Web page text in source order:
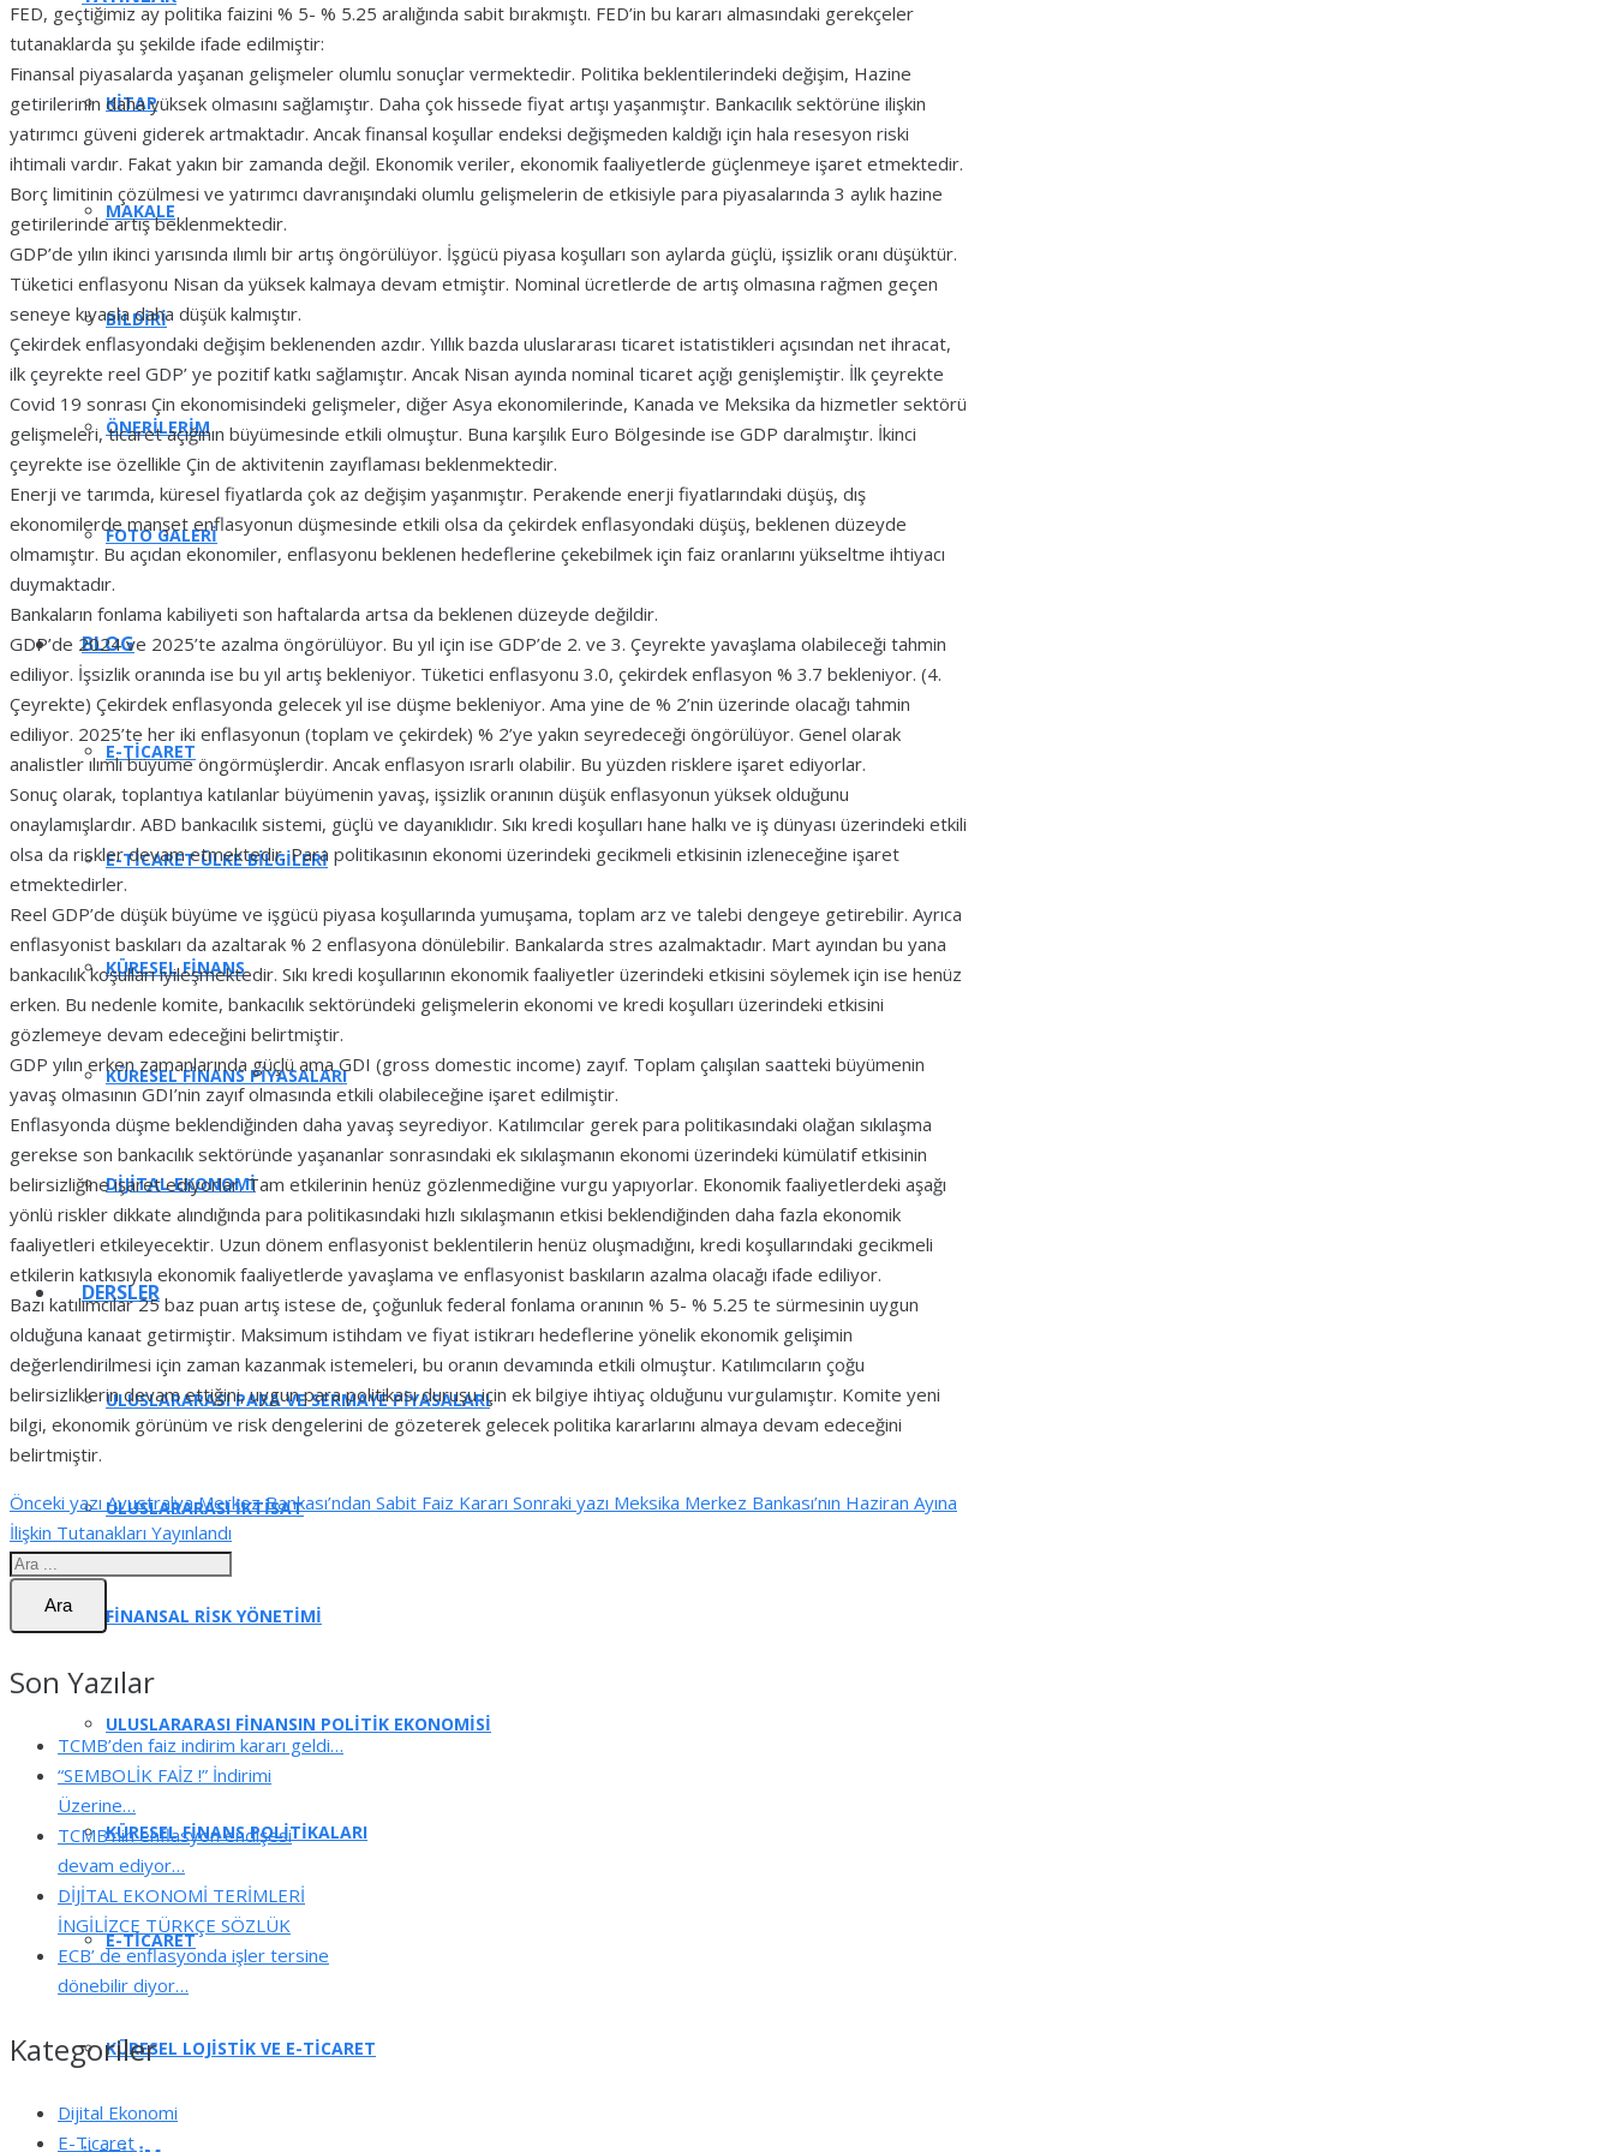
KITAP
MAKALE
BILDIRI
ÖNERILERIM
FOTO GALERI
BLOG
E-TICARET
E-TICARET ÜLKE BILGILERI
KÜRESEL FINANS
KÜRESEL FINANS PIYASALARI
DIJITAL EKONOMI
DERSLER
ULUSLARARASI PARA VE SERMAYE PİYASALARI
ULUSLARARASI İKTİSAT
FİNANSAL RİSK YÖNETİMİ
ULUSLARARASI FİNANSIN POLİTİK EKONOMİSİ
KÜRESEL FİNANS POLİTİKALARI
E-TİCARET
KÜRESEL LOJİSTİK VE E-TİCARET
FED, geçtiğimiz ay politika faizini % 5- % 5.25 aralığında sabit bırakmıştı. FED’in bu kararı almasındaki gerekçeler
tutanaklarda şu şekilde ifade edilmiştir:
Finansal piyasalarda yaşanan gelişmeler olumlu sonuçlar vermektedir. Politika beklentilerindeki değişim, Hazine
getirilerinin daha yüksek olmasını sağlamıştır. Daha çok hissede fiyat artışı yaşanmıştır. Bankacılık sektörüne ilişkin
yatırımcı güveni giderek artmaktadır. Ancak finansal koşullar endeksi değişmeden kaldığı için hala resesyon riski
ihtimali vardır. Fakat yakın bir zamanda değil. Ekonomik veriler, ekonomik faaliyetlerde güçlenmeye işaret etmektedir.
Borç limitinin çözülmesi ve yatırımcı davranışındaki olumlu gelişmelerin de etkisiyle para piyasalarında 3 aylık hazine
getirilerinde artış beklenmektedir.
GDP’de yılın ikinci yarısında ılımlı bir artış öngörülüyor. İşgücü piyasa koşulları son aylarda güçlü, işsizlik oranı düşüktür.
Tüketici enflasyonu Nisan da yüksek kalmaya devam etmiştir. Nominal ücretlerde de artış olmasına rağmen geçen
seneye kıyasla daha düşük kalmıştır.
Çekirdek enflasyondaki değişim beklenenden azdır. Yıllık bazda uluslararası ticaret istatistikleri açısından net ihracat,
ilk çeyrekte reel GDP’ ye pozitif katkı sağlamıştır. Ancak Nisan ayında nominal ticaret açığı genişlemiştir. İlk çeyrekte
Covid 19 sonrası Çin ekonomisindeki gelişmeler, diğer Asya ekonomilerinde, Kanada ve Meksika da hizmetler sektörü
gelişmeleri, ticaret açığının büyümesinde etkili olmuştur. Buna karşılık Euro Bölgesinde ise GDP daralmıştır. İkinci
çeyrekte ise özellikle Çin de aktivitenin zayıflaması beklenmektedir.
Enerji ve tarımda, küresel fiyatlarda çok az değişim yaşanmıştır. Perakende enerji fiyatlarındaki düşüş, dış
ekonomilerde manşet enflasyonun düşmesinde etkili olsa da çekirdek enflasyondaki düşüş, beklenen düzeyde
olmamıştır. Bu açıdan ekonomiler, enflasyonu beklenen hedeflerine çekebilmek için faiz oranlarını yükseltme ihtiyacı
duymaktadır.
Bankaların fonlama kabiliyeti son haftalarda artsa da beklenen düzeyde değildir.
GDP’de 2024 ve 2025’te azalma öngörülüyor. Bu yıl için ise GDP’de 2. ve 3. Çeyrekte yavaşlama olabileceği tahmin
ediliyor. İşsizlik oranında ise bu yıl artış bekleniyor. Tüketici enflasyonu 3.0, çekirdek enflasyon % 3.7 bekleniyor. (4.
Çeyrekte) Çekirdek enflasyonda gelecek yıl ise düşme bekleniyor. Ama yine de % 2’nin üzerinde olacağı tahmin
ediliyor. 2025’te her iki enflasyonun (toplam ve çekirdek) % 2’ye yakın seyredeceği öngörülüyor. Genel olarak
analistler ılımlı büyüme öngörmüşlerdir. Ancak enflasyon ısrarlı olabilir. Bu yüzden risklere işaret ediyorlar.
Sonuç olarak, toplantıya katılanlar büyümenin yavaş, işsizlik oranının düşük enflasyonun yüksek olduğunu
onaylamışlardır. ABD bankacılık sistemi, güçlü ve dayanıklıdır. Sıkı kredi koşulları hane halkı ve iş dünyası üzerindeki etkili
olsa da riskler devam etmektedir. Para politikasının ekonomi üzerindeki gecikmeli etkisinin izleneceğine işaret
etmektedirler.
Reel GDP’de düşük büyüme ve işgücü piyasa koşullarında yumuşama, toplam arz ve talebi dengeye getirebilir. Ayrıca
enflasyonist baskıları da azaltarak % 2 enflasyona dönülebilir. Bankalarda stres azalmaktadır. Mart ayından bu yana
bankacılık koşulları iyileşmektedir. Sıkı kredi koşullarının ekonomik faaliyetler üzerindeki etkisini söylemek için ise henüz
erken. Bu nedenle komite, bankacılık sektöründeki gelişmelerin ekonomi ve kredi koşulları üzerindeki etkisini
gözlemeye devam edeceğini belirtmiştir.
GDP yılın erken zamanlarında güçlü ama GDI (gross domestic income) zayıf. Toplam çalışılan saatteki büyümenin
yavaş olmasının GDI’nin zayıf olmasında etkili olabileceğine işaret edilmiştir.
Enflasyonda düşme beklendiğinden daha yavaş seyrediyor. Katılımcılar gerek para politikasındaki olağan sıkılaşma
gerekse son bankacılık sektöründe yaşananlar sonrasındaki ek sıkılaşmanın ekonomi üzerindeki kümülatif etkisinin
belirsizliğine işaret ediyorlar. Tam etkilerinin henüz gözlenmediğine vurgu yapıyorlar. Ekonomik faaliyetlerdeki aşağı
yönlü riskler dikkate alındığında para politikasındaki hızlı sıkılaşmanın etkisi beklendiğinden daha fazla ekonomik
faaliyetleri etkileyecektir. Uzun dönem enflasyonist beklentilerin henüz oluşmadığını, kredi koşullarındaki gecikmeli
etkilerin katkısıyla ekonomik faaliyetlerde yavaşlama ve enflasyonist baskıların azalma olacağı ifade ediliyor.
Bazı katılımcılar 25 baz puan artış istese de, çoğunluk federal fonlama oranının % 5- % 5.25 te sürmesinin uygun
olduğuna kanaat getirmiştir. Maksimum istihdam ve fiyat istikrarı hedeflerine yönelik ekonomik gelişimin
değerlendirilmesi için zaman kazanmak istemeleri, bu oranın devamında etkili olmuştur. Katılımcıların çoğu
belirsizliklerin devam ettiğini, uygun para politikası duruşu için ek bilgiye ihtiyaç olduğunu vurgulamıştır. Komite yeni
bilgi, ekonomik görünüm ve risk dengelerini de gözeterek gelecek politika kararlarını almaya devam edeceğini
belirtmiştir.
Önceki yazı Avustralya Merkez Bankası’ndan Sabit Faiz Kararı Sonraki yazı Meksika Merkez Bankası’nın Haziran Ayına
İlişkin Tutanakları Yayınlandı
Ara
Son Yazılar
TCMB’den faiz indirim kararı geldi…
“SEMBOLİK FAİZ !” İndirimi
Üzerine…
TCMB’nin enflasyon endişesi
devam ediyor…
DİJİTAL EKONOMİ TERİMLERİ
İNGİLİZCE TÜRKÇE SÖZLÜK
ECB’ de enflasyonda işler tersine
dönebilir diyor…
Kategoriler
Dijital Ekonomi
E-Ticaret